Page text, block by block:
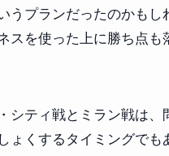
うプランだったのかも
スを使った上に勝ち点
シティ戦とミラン戦は
ょくするタイミングで